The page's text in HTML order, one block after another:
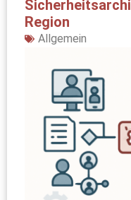
Region
Allgemein